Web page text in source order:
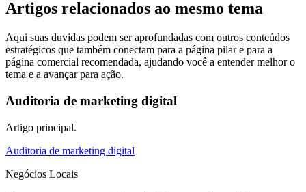
Artigos relacionados ao mesmo tema
Aqui suas duvidas podem ser aprofundadas com outros conteúdos
estratégicos que também conectam para a página pilar e para a
página comercial recomendada, ajudando você a entender melhor o
tema e a avançar para ação.
Auditoria de marketing digital
Artigo principal.
Auditoria de marketing digital
Negócios Locais